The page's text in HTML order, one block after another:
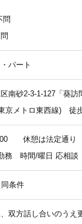
問
パート
南砂2-3-1-127「葵訪
京メトロ東西線) 徒
休憩は法定通り
務 時間/曜日 応相談
条件
双方話し合いのうえ